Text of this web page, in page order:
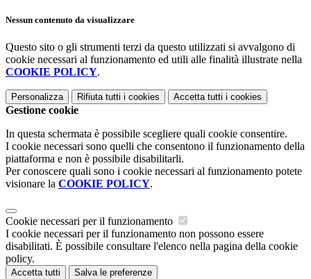
Nessun contenuto da visualizzare
Questo sito o gli strumenti terzi da questo utilizzati si avvalgono di
cookie necessari al funzionamento ed utili alle finalità illustrate nella
COOKIE POLICY.
Personalizza Rifiuta tutti i cookies Accetta tutti i cookies
Gestione cookie
In questa schermata è possibile scegliere quali cookie consentire.
I cookie necessari sono quelli che consentono il funzionamento della
piattaforma e non è possibile disabilitarli.
Per conoscere quali sono i cookie necessari al funzionamento potete
visionare la COOKIE POLICY.
Cookie necessari per il funzionamento
I cookie necessari per il funzionamento non possono essere
disabilitati. È possibile consultare l'elenco nella pagina della cookie
policy.
Accetta tutti Salva le preferenze